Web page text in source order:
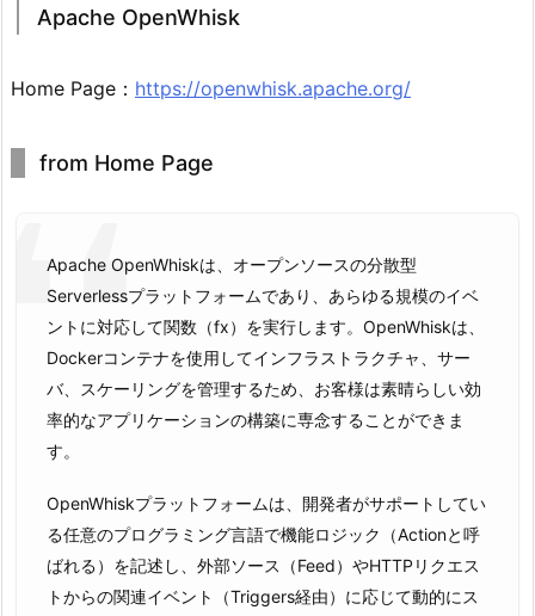
Apache OpenWhisk
Home Page： https://openwhisk.apache.org/
from Home Page
Apache OpenWhiskは、オープンソースの分散型
Serverlessプラットフォームであり、あらゆる規模のイベ
ントに対応して関数（fx）を実行します。OpenWhiskは、
Dockerコンテナを使用してインフラストラクチャ、サー
バ、スケーリングを管理するため、お客様は素晴らしい効
率的なアプリケーションの構築に専念することができま
す。
OpenWhiskプラットフォームは、開発者がサポートしてい
る任意のプログラミング言語で機能ロジック（Actionと呼
ばれる）を記述し、外部ソース（Feed）やHTTPリクエス
トからの関連イベント（Triggers経由）に応じて動的にス